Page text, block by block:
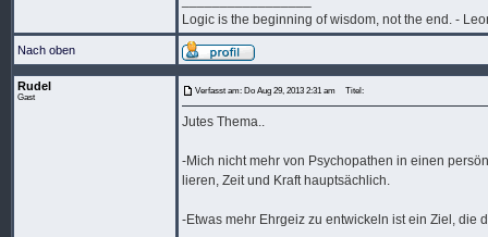
Logic is the beginning of wisdom, not the end. -
Nach oben
Rudel
Gast
Verfasst am: Do Aug 29, 2013 2:31 am Titel:
Jutes Thema..
-Mich nicht mehr von Psychopathen in einen
lieren, Zeit und Kraft hauptsächlich.
-Etwas mehr Ehrgeiz zu entwickeln ist ein Ziel, die